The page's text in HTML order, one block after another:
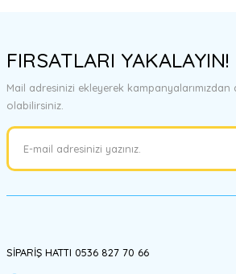
tarafımıza iletebilirsiniz.
Görüş ve önerileriniz için teşekkür ederiz.
Ürün resmi kalitesiz, bozuk veya
Ürün bilgilerinde hatalar bulunuyor.
FIRSATLARI YAKALAYIN!
Mail adresinizi ekleyerek kampanyalarımızdan
olabilirsiniz.
SİPARİŞ HATTI 0536 827 70 66